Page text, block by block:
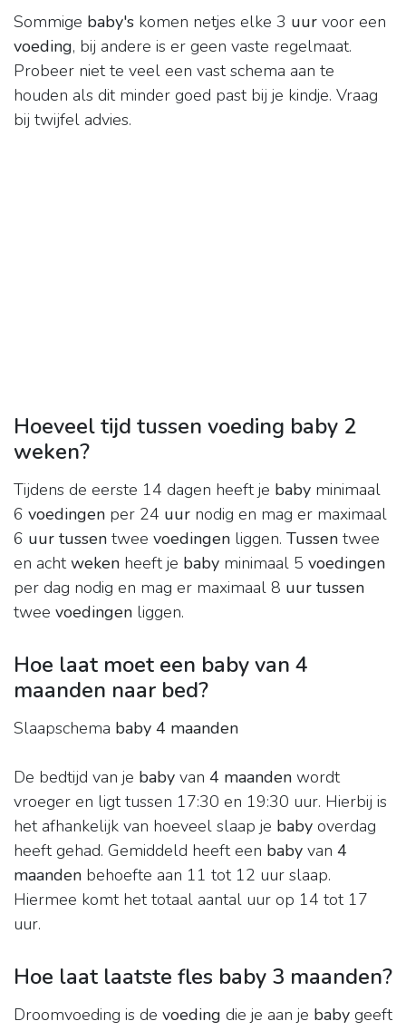
Sommige baby's komen netjes elke 3 uur voor een
voeding, bij andere is er geen vaste regelmaat.
Probeer niet te veel een vast schema aan te
houden als dit minder goed past bij je kindje. Vraag
bij twijfel advies.
Hoeveel tijd tussen voeding baby 2
weken?
Tijdens de eerste 14 dagen heeft je baby minimaal
6 voedingen per 24 uur nodig en mag er maximaal
6 uur tussen twee voedingen liggen. Tussen twee
en achtweken heeft je baby minimaal 5 voedingen
per dag nodig en mag er maximaal 8 uur tussen
twee voedingen liggen.
Hoe laat moet een baby van 4
maanden naar bed?
Slaapschema baby 4 maanden
De bedtijd van je baby van 4 maanden wordt
vroeger en ligt tussen 17:30 en 19:30 uur. Hierbij is
het afhankelijk van hoeveel slaap je baby overdag
heeft gehad. Gemiddeld heeft een baby van 4
maanden behoefte aan 11 tot 12 uur slaap.
Hiermee komt het totaal aantal uur op 14 tot 17
uur.
Hoe laat laatste fles baby 3 maanden?
Droomvoeding is de voeding die je aan je baby geeft